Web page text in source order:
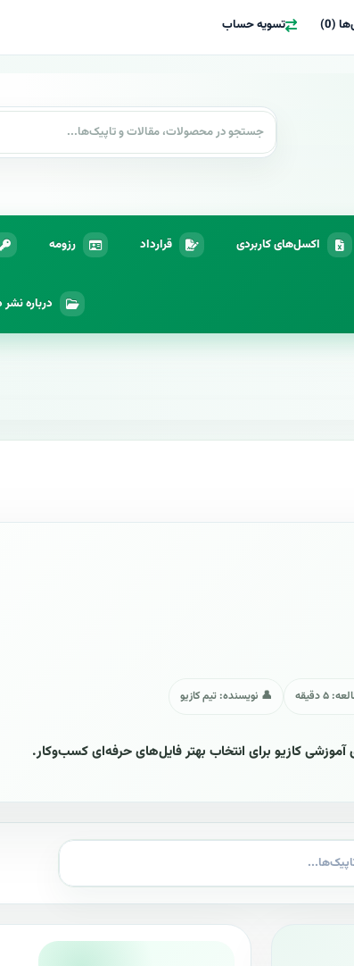
(0) تسویه حساب
اکسل‌های کاربردی قرارداد رزومه
درباره نشر
دقیقه 👤 نویسنده: تیم کازیو
آموزشی کازیو برای انتخاب بهتر فایل‌های حرفه‌ای کسب‌وکار.